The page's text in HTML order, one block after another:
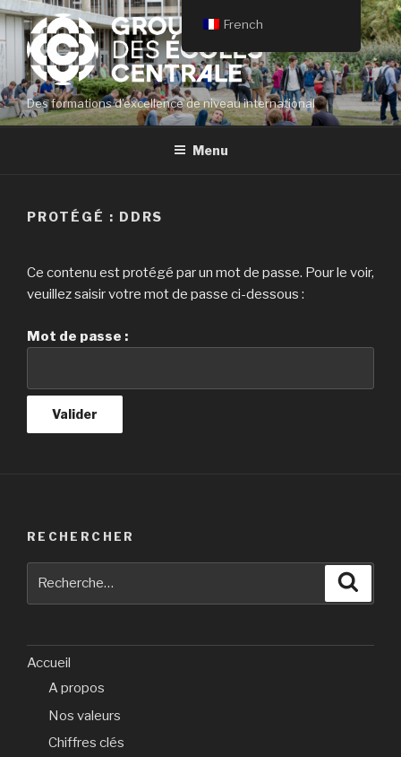
Aller
au
contenu
principal
Des formations d'excellence de niveau international
Menu
PROTÉGÉ : DDRS
Ce contenu est protégé par un mot de passe. Pour le voir,
veuillez saisir votre mot de passe ci-dessous :
Mot de passe :
RECHERCHER
Accueil
A propos
Nos valeurs
Chiffres clés
French